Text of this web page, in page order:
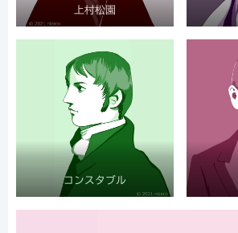
上村松園
コンスタブル